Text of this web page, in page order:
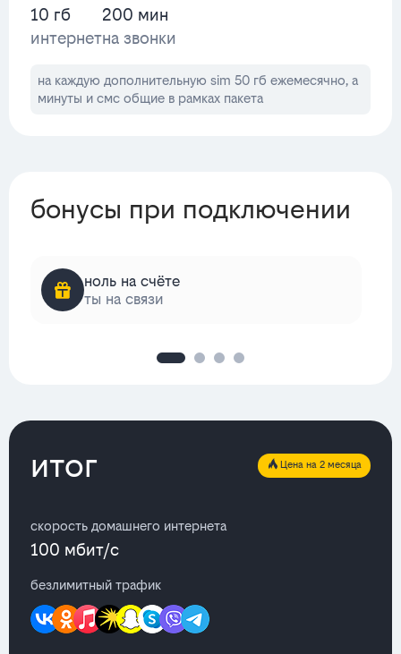
10 гб
интернет
200 мин
на звонки
на каждую дополнительную sim 50 гб ежемесячно, а
минуты и смс общие в рамках пакета
бонусы при подключении
ноль на счёте
ты на связи
итог Цена на 2 месяца
скорость домашнего интернета
100 мбит/с
безлимитный трафик